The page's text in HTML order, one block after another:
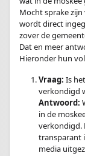
Mocht sprake
wordt direct
zover de
Dat en meer
Hieronder hun
Vraag: Is
verkondigd
Antwoord:
in de
verkondigd.
transparant
media